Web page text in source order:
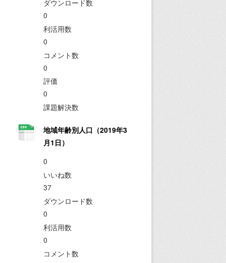
ダウンロード数
0
利活用数
0
コメント数
0
評価
0
課題解決数
地域年齢別人口（2019年3
月1日）
0
いいね数
37
ダウンロード数
0
利活用数
0
コメント数